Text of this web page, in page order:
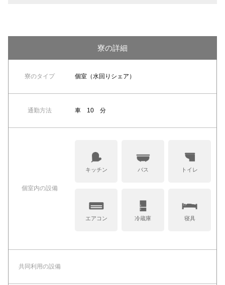
寮の詳細
寮のタイプ 個室（水回りシェア）
通勤方法 車 10 分
個室内の設備
キッチン バス トイレ
エアコン 冷蔵庫 寝具
共同利⽤の設備